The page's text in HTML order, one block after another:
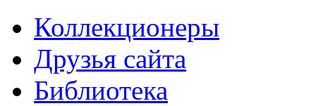
Коллекционеры
Друзья сайта
Библиотека